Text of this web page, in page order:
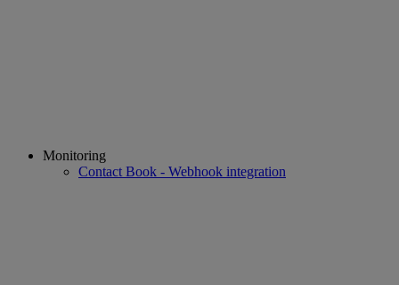
Monitoring
Contact Book - Webhook integration